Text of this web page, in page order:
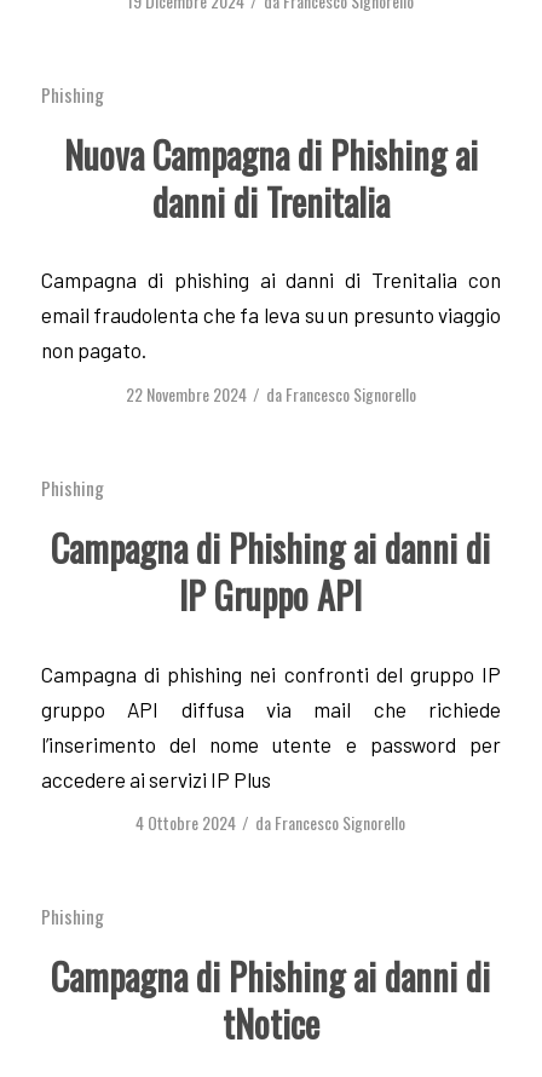
Phishing
Nuova Campagna di Phishing ai
danni di Trenitalia
Campagna di phishing ai danni di Trenitalia con
email fraudolenta che fa leva su un presunto viaggio
non pagato.
22 Novembre 2024 / daFrancesco Signorello
Phishing
Campagna di Phishing ai danni di
IP Gruppo API
Campagna di phishing nei confronti del gruppo IP
gruppo API diffusa via mail che richiede
l’inserimento del nome utente e password per
accedere ai servizi IP Plus
4 Ottobre 2024 / daFrancesco Signorello
Phishing
Campagna di Phishing ai danni di
tNotice